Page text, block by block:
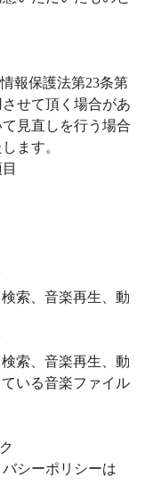
報保護法第23条第
せて頂く場合があ
見直しを行う場合
ます。
索、音楽再生、動
索、音楽再生、動
いる音楽ファイル
シーポリシーは